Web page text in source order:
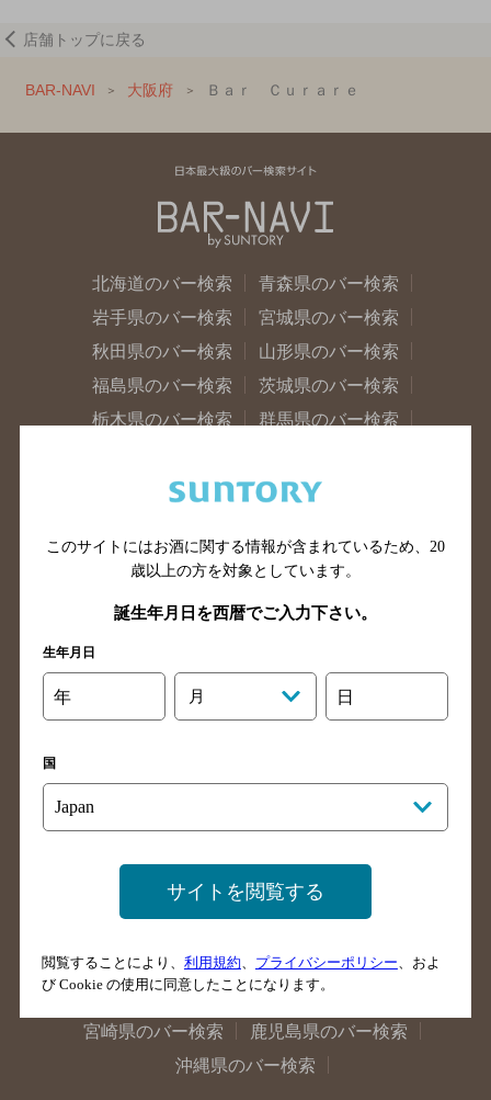
店舗トップに戻る
BAR-NAVI 大阪府 Ｂａｒ Ｃｕｒａｒｅ
北海道のバー検索
青森県のバー検索
岩手県のバー検索
宮城県のバー検索
秋田県のバー検索
山形県のバー検索
福島県のバー検索
茨城県のバー検索
栃木県のバー検索
群馬県のバー検索
新潟県のバー検索
東京都のバー検索
埼玉県のバー検索
愛知県のバー検索
岐阜県のバー検索
富山県のバー検索
石川県のバー検索
大阪府のバー検索
京都府のバー検索
兵庫県のバー検索
奈良県のバー検索
山口県のバー検索
鳥取県のバー検索
島根県のバー検索
徳島県のバー検索
香川県のバー検索
愛媛県のバー検索
長崎県のバー検索
佐賀県のバー検索
大分県のバー検索
熊本県のバー検索
宮崎県のバー検索
鹿児島県のバー検索
沖縄県のバー検索
このサイトにはお酒に関する情報が含まれているため、 20
歳以上の方を対象としています。
誕生年月日を西暦でご入力下さい。
生年月日
年 月 日
国
サイトを閲覧する
閲覧することにより、 利用規約 プライバシーポリシー 、およ
び Cookie の使用に同意したことになります。